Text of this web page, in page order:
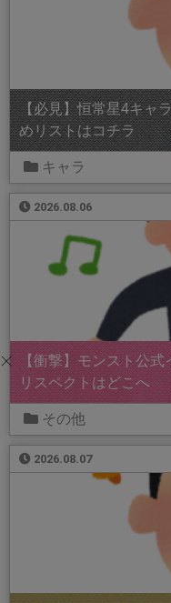
【必見】恒常星4キャ
めリストはコチラ
キャラ
2026.08.06
【衝撃】モンスト公
リスペクトはどこへ
その他
2026.08.07